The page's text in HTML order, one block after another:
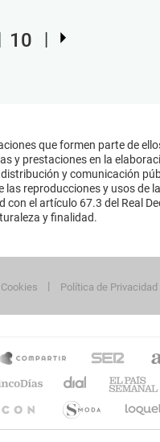
10
que formen parte de
y prestaciones en la
y comunicación
reproducciones y usos de
el artículo 67.3 del Real
y finalidad.
Política de Privacidad